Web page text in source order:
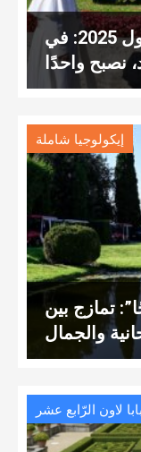
عناوين نشرة الجمعة 5 أيلول 2025: في
نصبح واحدًا
إيكولوجيا شاملة
تمازج بين
والجمال
لاون الرّابع عشر